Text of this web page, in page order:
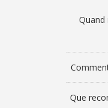
Quand
Que